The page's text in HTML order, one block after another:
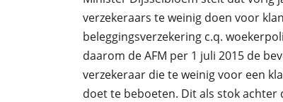
verzekeraars te weinig doen voor
beleggingsverzekering c.q.
daarom de AFM per 1 juli 2015 de
verzekeraar die te weinig voor een
doet te beboeten. Dit als stok achter